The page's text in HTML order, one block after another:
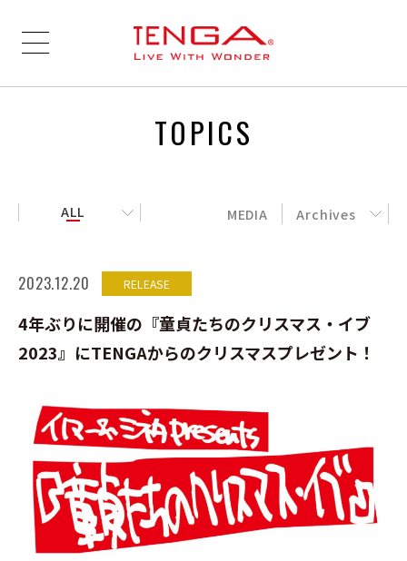
TOPICS
ALL MEDIA Archives
2023.12.20 RELEASE
4年ぶりに開催の『童貞たちのクリスマス・イブ
2023』にTENGAからのクリスマスプレゼント！